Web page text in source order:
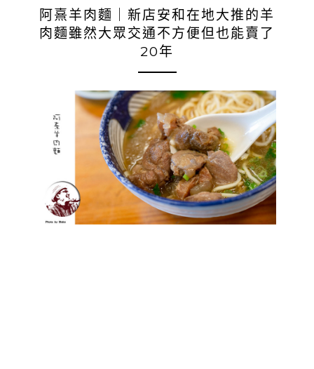
阿熹羊肉麵｜新店安和在地大推的羊
肉麵雖然大眾交通不方便但也能賣了
20年